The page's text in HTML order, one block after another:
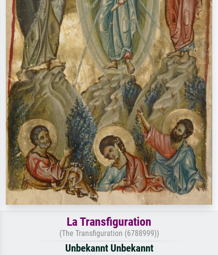
La Transfiguration
(The Transfiguration (6788999))
Unbekannt Unbekannt